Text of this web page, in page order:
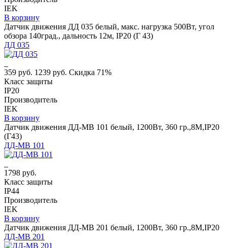
IEK
В корзину
Датчик движения ДД 035 белый, макс. нагрузка 500Вт, угол
обзора 140град., дальность 12м, IP20 (Г 43)
ДД 035
359 руб. 1239 руб. Скидка 71%
Класс защиты
IP20
Производитель
IEK
В корзину
Датчик движения ДД-МВ 101 белый, 1200Вт, 360 гр.,8М,IP20
(Г43)
ДД-МВ 101
1798 руб.
Класс защиты
IP44
Производитель
IEK
В корзину
Датчик движения ДД-МВ 201 белый, 1200Вт, 360 гр.,8М,IP20
ДД-МВ 201